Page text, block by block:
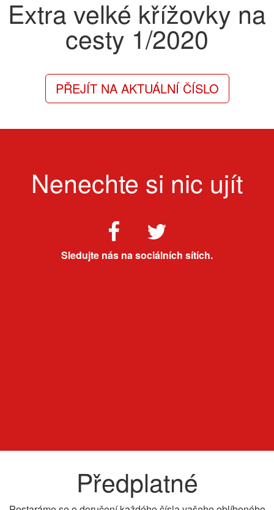
Extra velké křížovky na
cesty 1/2020
PŘEJÍT NA AKTUÁLNÍ ČÍSLO
Nenechte si nic ujít
Sledujte nás na sociálních sítích.
Předplatné